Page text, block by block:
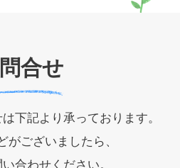
合せ
下記より承っております。
がございましたら、
合わせください。